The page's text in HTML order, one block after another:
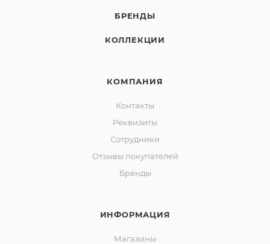
БРЕНДЫ
КОЛЛЕКЦИИ
КОМПАНИЯ
Контакты
Реквизиты
Сотрудники
Отзывы покупателей
Бренды
ИНФОРМАЦИЯ
Магазины